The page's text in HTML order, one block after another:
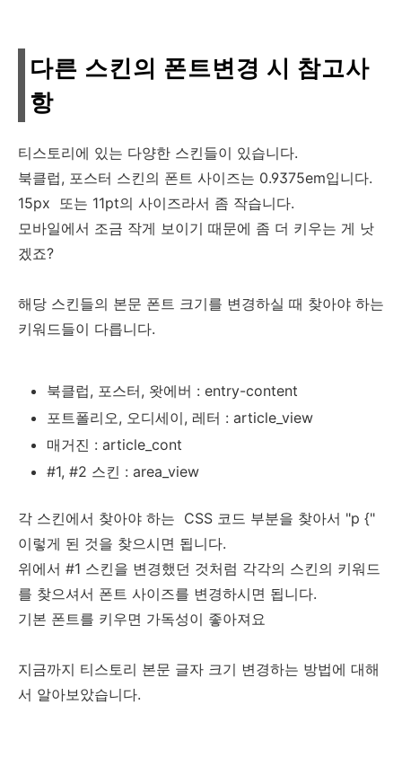
다른 스킨의 폰트변경 시 참고사
항
티스토리에 있는 다양한 스킨들이 있습니다.
북클럽, 포스터 스킨의 폰트 사이즈는 0.9375em입니다.
15px 또는 11pt의 사이즈라서 좀 작습니다.
모바일에서 조금 작게 보이기 때문에 좀 더 키우는 게 낫
겠죠?
해당 스킨들의 본문 폰트 크기를 변경하실 때 찾아야 하는
키워드들이 다릅니다.
북클럽, 포스터, 왓에버 : entry-content
포트폴리오, 오디세이, 레터 : article_view
매거진 : article_cont
#1, #2 스킨 : area_view
각 스킨에서 찾아야 하는 CSS 코드 부분을 찾아서 "p {"
이렇게 된 것을 찾으시면 됩니다.
위에서 #1 스킨을 변경했던 것처럼 각각의 스킨의 키워드
를 찾으셔서 폰트 사이즈를 변경하시면 됩니다.
기본 폰트를 키우면 가독성이 좋아져요
지금까지 티스토리 본문 글자 크기 변경하는 방법에 대해
서 알아보았습니다.